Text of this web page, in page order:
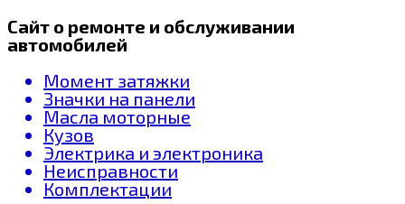
Сайт о ремонте и обслуживании
автомобилей
Момент затяжки
Значки на панели
Масла моторные
Кузов
Электрика и электроника
Неисправности
Комплектации